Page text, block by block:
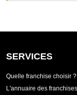
SERVICES
Quelle franchise choisir ?
L'annuaire des franchises